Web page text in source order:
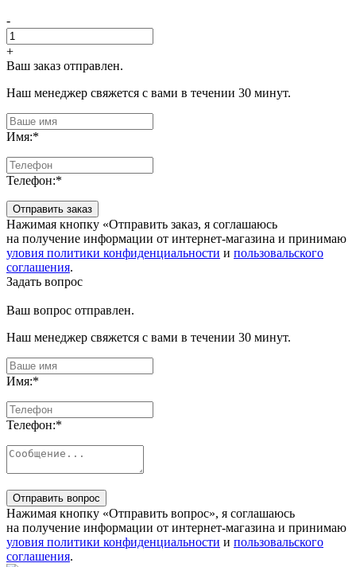
-
+
Ваш заказ отправлен.
Наш менеджер свяжется с вами в течении 30 минут.
Имя:*
Телефон:*
Отправить заказ
Нажимая кнопку «Отправить заказ, я соглашаюсь
на получение информации от интернет-магазина и принимаю
уловия политики конфиденциальности и пользовальского
соглашения.
Задать вопрос
Ваш вопрос отправлен.
Наш менеджер свяжется с вами в течении 30 минут.
Имя:*
Телефон:*
Отправить вопрос
Нажимая кнопку «Отправить вопрос», я соглашаюсь
на получение информации от интернет-магазина и принимаю
уловия политики конфиденциальности и пользовальского
соглашения.